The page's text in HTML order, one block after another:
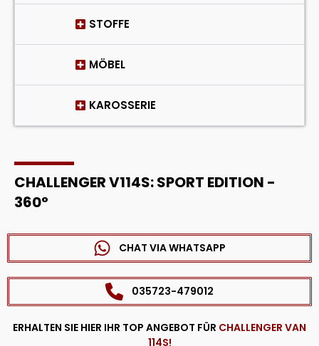
STOFFE
MÖBEL
KAROSSERIE
CHALLENGER V114S: SPORT EDITION -
360°
CHAT VIA WHATSAPP
035723-479012
ERHALTEN SIE HIER IHR TOP ANGEBOT FÜR CHALLENGER VAN
114S!